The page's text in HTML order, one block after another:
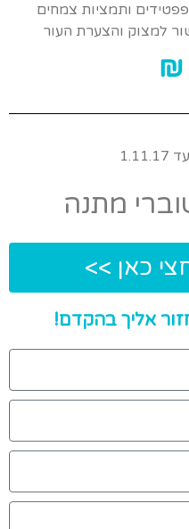
ותמציות צמחים
למצוק והצערת העור
מתנה
כאן >>
אליך בהקדם!